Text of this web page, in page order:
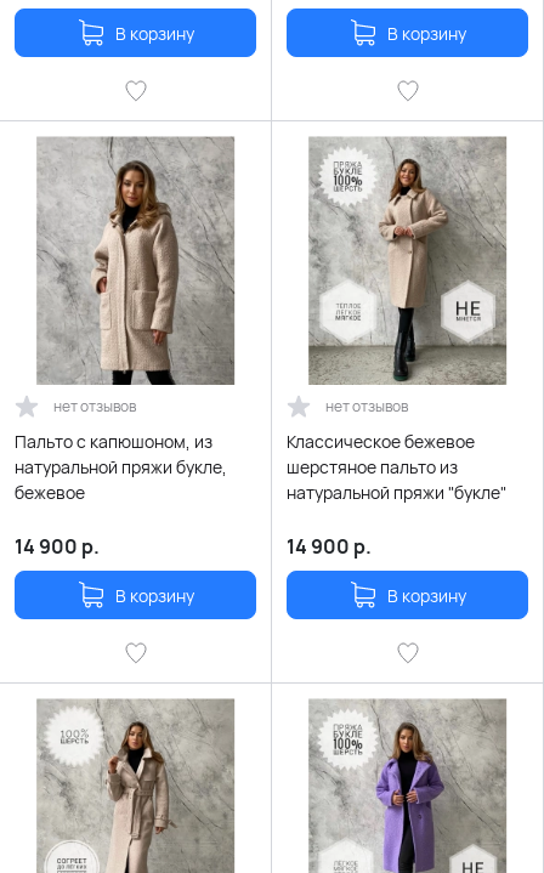
В корзину В корзину
нет отзывов
Пальто с капюшоном, из
натуральной пряжи букле,
бежевое
14 900 р.
В корзину
нет отзывов
Классическое бежевое
шерстяное пальто из
натуральной пряжи "букле"
14 900 р.
В корзину